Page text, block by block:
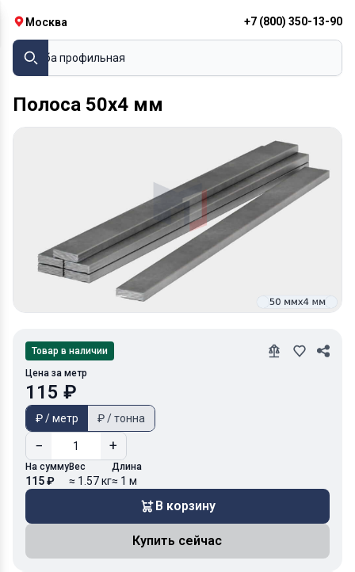
Москва +7 (800) 350-13-90
Труба профильная
Полоса 50х4 мм
Товар в наличии
Цена за метр
115 ₽
₽ / метр ₽ / тонна
− +
На сумму
115 ₽
Вес
≈ 1.57 кг
Длина
≈ 1 м
В корзину
Купить сейчас